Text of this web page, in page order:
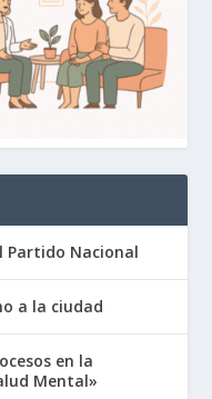
Partido Nacional
a la ciudad
en la
Mental»